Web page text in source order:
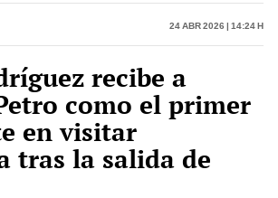
24 Abr 2026 | 14:24 h
recibe a
como el primer
en visitar
tras la salida de